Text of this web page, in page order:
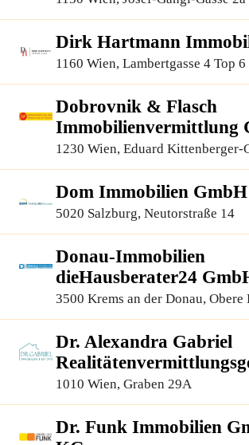
Dirk Hartmann
1160 Wien, Lambertgasse 4 Top 6
Dobrovnik & Flasch
Immobilienvermittlung
1230 Wien, Eduard Kittenberger-
Dom Immobilien GmbH
5020 Salzburg, Neutorstraße 14
Donau-Immobilien
dieHausberater24
KG
3500 Krems an der Donau, Obere
Dr. Alexandra Gabriel
m.b.H.
1010 Wien, Graben 29A
Dr. Funk Immobilien